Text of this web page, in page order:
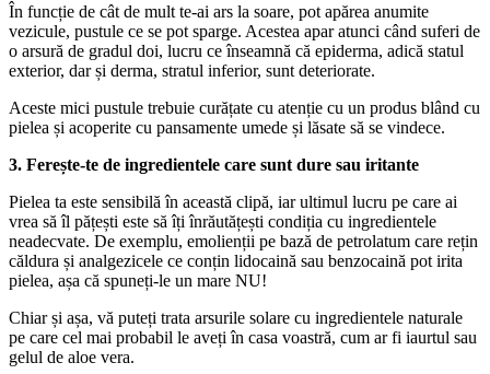
În funcție de cât de mult te-ai ars la soare, pot apărea anumite
vezicule, pustule ce se pot sparge. Acestea apar atunci când suferi de
o arsură de gradul doi, lucru ce înseamnă că epiderma, adică statul
exterior, dar și derma, stratul inferior, sunt deteriorate.
Aceste mici pustule trebuie curățate cu atenție cu un produs blând cu
pielea și acoperite cu pansamente umede și lăsate să se vindece.
3. Ferește-te de ingredientele care sunt dure sau iritante
Pielea ta este sensibilă în această clipă, iar ultimul lucru pe care ai
vrea să îl pățești este să îți înrăutățești condiția cu ingredientele
neadecvate. De exemplu, emolienții pe bază de petrolatum care rețin
căldura și analgezicele ce conțin lidocaină sau benzocaină pot irita
pielea, așa că spuneți-le un mare NU!
Chiar și așa, vă puteți trata arsurile solare cu ingredientele naturale
pe care cel mai probabil le aveți în casa voastră, cum ar fi iaurtul sau
gelul de aloe vera.